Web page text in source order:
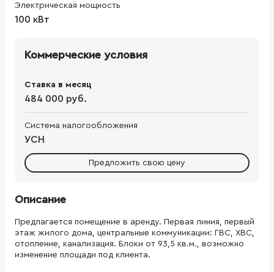
Электрическая мощность
100 кВт
Коммерческие условия
Ставка в месяц
484 000 руб.
Система налогообложения
УСН
Предложить свою цену
Описание
Предлагается помещение в аренду. Первая линия, первый
этаж жилого дома, центральные коммуникации: ГВС, ХВС,
отопление, канализация. Блоки от 93,5 кв.м., возможно
изменение площади под клиента.